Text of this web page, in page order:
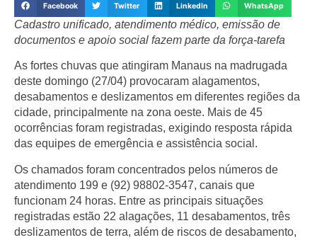
Facebook Twitter LinkedIn WhatsApp
Cadastro unificado, atendimento médico, emissão de
documentos e apoio social fazem parte da força-tarefa
As fortes chuvas que atingiram Manaus na madrugada
deste domingo (27/04) provocaram alagamentos,
desabamentos e deslizamentos em diferentes regiões da
cidade, principalmente na zona oeste. Mais de 45
ocorrências foram registradas, exigindo resposta rápida
das equipes de emergência e assistência social.
Os chamados foram concentrados pelos números de
atendimento 199 e (92) 98802-3547, canais que
funcionam 24 horas. Entre as principais situações
registradas estão 22 alagações, 11 desabamentos, três
deslizamentos de terra, além de riscos de desabamento,